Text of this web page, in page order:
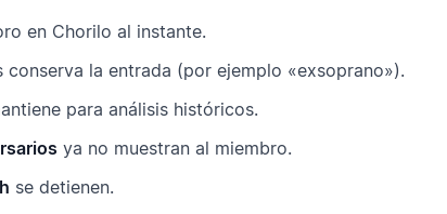
en Chorilo al instante.
la entrada (por ejemplo «exsoprano»).
para análisis históricos.
ya no muestran al miembro.
se detienen.